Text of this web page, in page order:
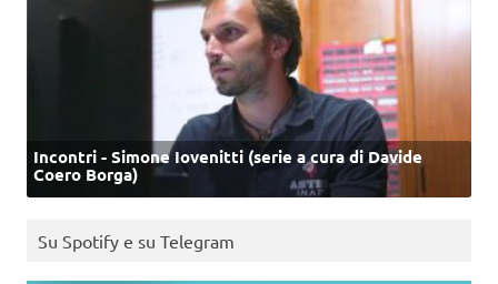
Incontri - Simone Iovenitti (serie a cura di Davide
Coero Borga)
Su Spotify e su Telegram